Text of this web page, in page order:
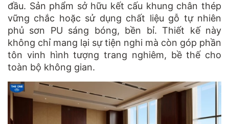
đầu. Sản phẩm sở hữu kết cấu khung chân thép
vững chắc hoặc sử dụng chất liệu gỗ tự nhiên
phủ sơn PU sáng bóng, bền bỉ. Thiết kế này
không chỉ mang lại sự tiện nghi mà còn góp phần
tôn vinh hình tượng trang nghiêm, bề thế cho
toàn bộ không gian.